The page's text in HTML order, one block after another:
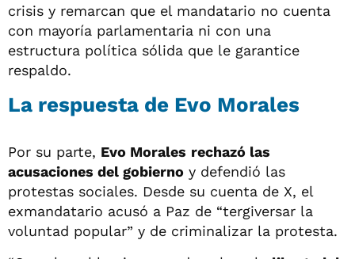
crisis y remarcan que el mandatario no cuenta
con mayoría parlamentaria ni con una
estructura política sólida que le garantice
respaldo.
La respuesta de Evo Morales
Por su parte, Evo Morales rechazó las
acusaciones del gobierno y defendió las
protestas sociales. Desde su cuenta de X, el
exmandatario acusó a Paz de “tergiversar la
voluntad popular” y de criminalizar la protesta.